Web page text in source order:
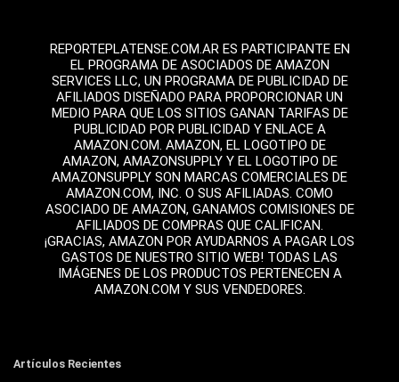
REPORTEPLATENSE.COM.AR ES PARTICIPANTE EN
EL PROGRAMA DE ASOCIADOS DE AMAZON
SERVICES LLC, UN PROGRAMA DE PUBLICIDAD DE
AFILIADOS DISEÑADO PARA PROPORCIONAR UN
MEDIO PARA QUE LOS SITIOS GANAN TARIFAS DE
PUBLICIDAD POR PUBLICIDAD Y ENLACE A
AMAZON.COM. AMAZON, EL LOGOTIPO DE
AMAZON, AMAZONSUPPLY Y EL LOGOTIPO DE
AMAZONSUPPLY SON MARCAS COMERCIALES DE
AMAZON.COM, INC. O SUS AFILIADAS. COMO
ASOCIADO DE AMAZON, GANAMOS COMISIONES DE
AFILIADOS DE COMPRAS QUE CALIFICAN.
¡GRACIAS, AMAZON POR AYUDARNOS A PAGAR LOS
GASTOS DE NUESTRO SITIO WEB! TODAS LAS
IMÁGENES DE LOS PRODUCTOS PERTENECEN A
AMAZON.COM Y SUS VENDEDORES.
Artículos Recientes